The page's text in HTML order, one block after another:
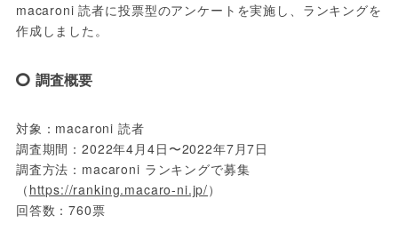
macaroni 読者に投票型のアンケートを実施し、ランキングを
作成しました。
調査概要
対象：macaroni 読者
調査期間：2022年4月4日〜2022年7月7日
調査方法：macaroni ランキングで募集
（ https://ranking.macaro-ni.jp/）
回答数：760票